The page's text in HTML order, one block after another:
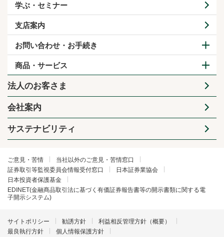
学ぶ・セミナー
支店案内
お問い合わせ・お手続き
商品・サービス
法人のお客さま
会社案内
サステナビリティ
ご意見・苦情
当社以外のご意見・苦情窓口
証券取引等監視委員会情報受付窓口
日本証券業協会
日本投資者保護基金
EDINET(金融商品取引法に基づく有価証券報告書等の開示書類に関する電
子開示システム)
サイトポリシー 勧誘方針
利益相反管理方針（概要）
最良執行方針
個人情報保護方針